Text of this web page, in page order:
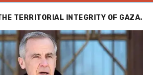
TERRITORIAL INTEGRITY OF GAZA.